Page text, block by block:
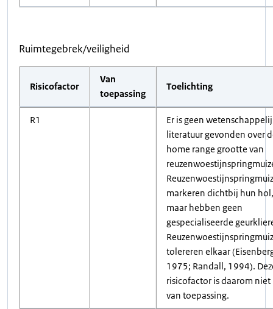
Ruimtegebrek/veiligheid
Risicofactor
Van
toepassing
Toelichting
R1
Er is geen
literatuur gevonden over
home range grootte van
markeren dichtbij hun hol,
maar hebben geen
gespecialiseerde
tolereren elkaar
1975; Randall, 1994).
risicofactor is daarom niet
van toepassing.